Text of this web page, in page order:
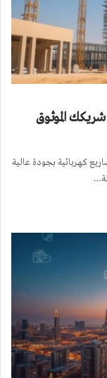
الموثوق
كهربائية بجودة عالية